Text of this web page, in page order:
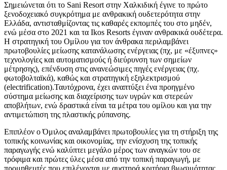
Σημειώνεται ότι το Sani Resort στην Χαλκιδική έγινε το πρώτο
ξενοδοχειακό συγκρότημα με ανθρακική ουδετερότητα στην
Ελλάδα, αντισταθμίζοντας τις καθαρές εκπομπές του στο μηδέν,
ενώ μέσα στο 2021 και τα Ikos Resorts έγιναν ανθρακικά ουδέτερα.
Η στρατηγική του Ομίλου για τον άνθρακα περιλαμβάνει
πρωτοβουλίες μείωσης κατανάλωσης ενέργειας (πχ, με «έξυπνες»
τεχνολογίες και αυτοματισμούς ή διεύρυνση των σημείων
μέτρησης), επένδυση στις ανανεώσιμες πηγές ενέργειας (πχ.
φωτοβολταϊκά), καθώς και στρατηγική εξηλεκτρισμού
(electrification).Ταυτόχρονα, έχει αναπτύξει ένα προηγμένο
σύστημα μείωσης και διαχείρισης των υγρών και στερεών
αποβλήτων, ενώ δραστικά είναι τα μέτρα του ομίλου και για την
αντιμετώπιση της πλαστικής ρύπανσης.
Επιπλέον ο Όμιλος αναλαμβάνει πρωτοβουλίες για τη στήριξη της
τοπικής κοινωνίας και οικονομίας, την ενίσχυση της τοπικής
παραγωγής ενώ καλύπτει μεγάλο μέρος των αναγκών του σε
τρόφιμα και πρώτες ύλες μέσα από την τοπική παραγωγή, με